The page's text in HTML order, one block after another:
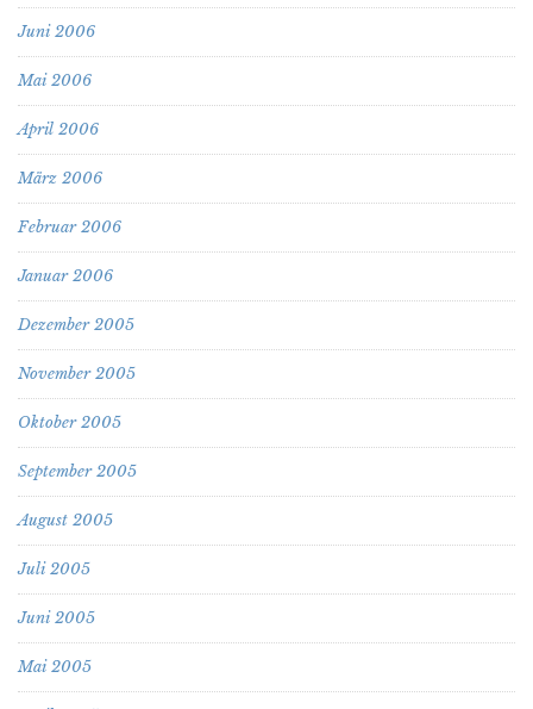
Juni 2006
Mai 2006
April 2006
März 2006
Februar 2006
Januar 2006
Dezember 2005
November 2005
Oktober 2005
September 2005
August 2005
Juli 2005
Juni 2005
Mai 2005